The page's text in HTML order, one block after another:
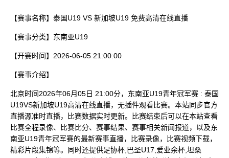
【赛事名称】 泰国U19 VS 新加坡U19 免费高清在线直播
【赛事分类】 东南亚U19
【开赛时间】 2026-06-05 21:00:00
【赛事介绍】
北京时间2026年06月05日 21:00分，东南亚U19青年冠军赛 : 泰国
U19VS新加坡U19高清在线直播，无插件观看比赛。本站同步官方
直播源准时直播，比赛数据实时更新。比赛结束后可以在本站查看
比赛全程录像、比赛比分、赛事结果、赛事相关新闻报道，以及东
南亚U19青年冠军赛的最新赛事直播，比赛录像，比赛视频下载，
精彩片段集锦等。同时还提供足协杯,巴圣U17,爱业余杯,坦桑